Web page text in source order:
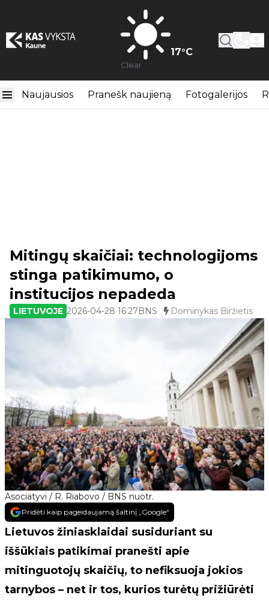
17°C
Clear
Naujausios Pranešk naujieną Fotogalerijos
Asociatyvi / R. Riabovo / BNS nuotr.
Mitingų skaičiai: technologijoms
stinga patikimumo, o
institucijos nepadeda
LIETUVOJE 2026-04-28 16:27BNS Dominykas Biržietis
Pridėti kaip pageidaujamą šaltinį „Google“
Lietuvos žiniasklaidai susiduriant su
iššūkiais patikimai pranešti apie
mitinguotojų skaičių, to nefiksuoja jokios
tarnybos – net ir tos, kurios turėtų prižiūrėti